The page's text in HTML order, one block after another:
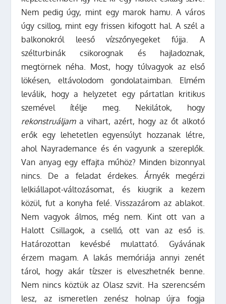
Nem pedig úgy, mint egy marok hamu. A város
úgy csillog, mint egy frissen kifogott hal. A szél a
balkonokról leeső vízszőnyegeket fújja. A
szélturbinák csikorognak és hajladoznak,
megtörnek néha. Most, hogy túlvagyok az első
lökésen, eltávolodom gondolataimban. Elmém
leválik, hogy a helyzetet egy pártatlan kritikus
szemével ítélje meg. Nekilátok, hogy
rekonstruáljama vihart, azért, hogy az őt alkotó
erők egy lehetetlen egyensúlyt hozzanak létre,
ahol Nayrademance és én vagyunk a szereplők.
Van anyag egy effajta műhöz? Minden bizonnyal
nincs. De a feladat érdekes. Árnyék megérzi
lelkiállapot-változásomat, és kiugrik a kezem
közül, fut a konyha felé. Visszazárom az ablakot.
Nem vagyok álmos, még nem. Kint ott van a
Halott Csillagok, a cselló, ott van az eső is.
Határozottan kevésbé mulattató. Gyávának
érzem magam. A lakás memóriája annyi zenét
tárol, hogy akár tízszer is elveszhetnék benne.
Nem nincs köztük az Olasz szvit. Ha szerencsém
lesz, az ismeretlen zenész holnap újra fogja